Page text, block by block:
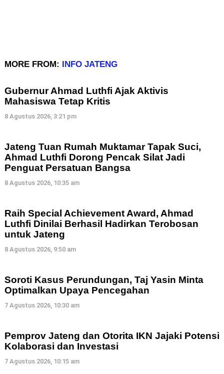
MORE FROM: INFO JATENG
Gubernur Ahmad Luthfi Ajak Aktivis
Mahasiswa Tetap Kritis
8 Agustus 2026, 3:21 pm
Jateng Tuan Rumah Muktamar Tapak Suci,
Ahmad Luthfi Dorong Pencak Silat Jadi
Penguat Persatuan Bangsa
8 Agustus 2026, 10:35 am
Raih Special Achievement Award, Ahmad
Luthfi Dinilai Berhasil Hadirkan Terobosan
untuk Jateng
8 Agustus 2026, 9:50 am
Soroti Kasus Perundungan, Taj Yasin Minta
Optimalkan Upaya Pencegahan
7 Agustus 2026, 10:30 am
Pemprov Jateng dan Otorita IKN Jajaki Potensi
Kolaborasi dan Investasi
7 Agustus 2026, 10:15 am